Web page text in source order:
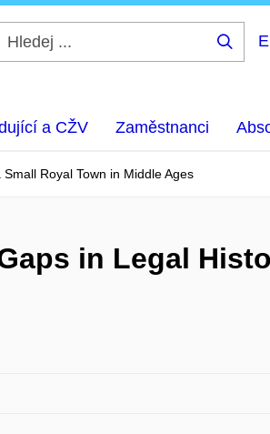
a CŽV Zaměstnanci
Royal Town in Middle Ages
in Legal